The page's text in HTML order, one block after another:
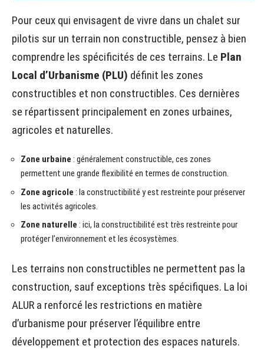
Pour ceux qui envisagent de vivre dans un chalet sur
pilotis sur un terrain non constructible, pensez à bien
comprendre les spécificités de ces terrains. Le Plan
Local d’Urbanisme (PLU) définit les zones
constructibles et non constructibles. Ces dernières
se répartissent principalement en zones urbaines,
agricoles et naturelles.
Zone urbaine : généralement constructible, ces zones
permettent une grande flexibilité en termes de construction.
Zone agricole : la constructibilité y est restreinte pour préserver
les activités agricoles.
Zone naturelle : ici, la constructibilité est très restreinte pour
protéger l’environnement et les écosystèmes.
Les terrains non constructibles ne permettent pas la
construction, sauf exceptions très spécifiques. La loi
ALUR a renforcé les restrictions en matière
d’urbanisme pour préserver l’équilibre entre
développement et protection des espaces naturels.